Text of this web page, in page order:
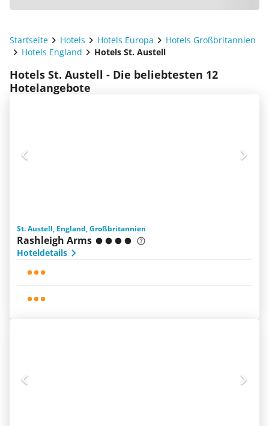
Startseite Hotels Hotels Europa
Hotels Großbritannien
Hotels England
Hotels St. Austell
Hotels St. Austell - Die beliebtesten 12
Hotelangebote
St. Austell, England, Großbritannien
Rashleigh Arms
Hoteldetails